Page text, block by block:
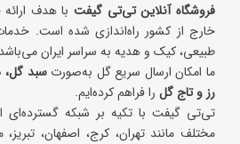
فروشگاه آنلاین تی‌تی گیفتبا هدف ارائه
خارج از کشور راه‌اندازی شده است.
طبیعی، کیک و هدیه به سراسر ایران
ما امکان ارسال سریع گل به‌صورتسبد گل،
رز و تاج گل را فراهم کرده‌ایم.
تی‌تی گیفت با تکیه بر شبکه گسترده‌ای
مختلف مانند تهران، کرج، اصفهان، تبریز،